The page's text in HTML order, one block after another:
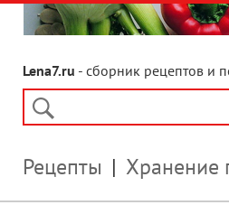
Lena7.ru - сборник рецептов и
Рецепты Хранение